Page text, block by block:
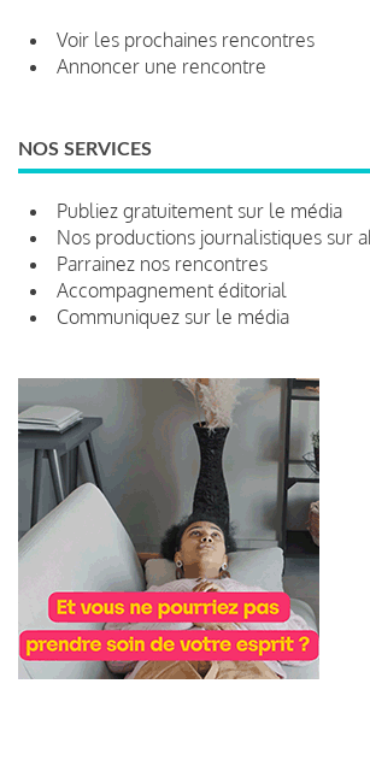
Voir les prochaines rencontres
Annoncer une rencontre
NOS SERVICES
Publiez gratuitement sur le média
Nos productions journalistiques sur
Parrainez nos rencontres
Accompagnement éditorial
Communiquez sur le média